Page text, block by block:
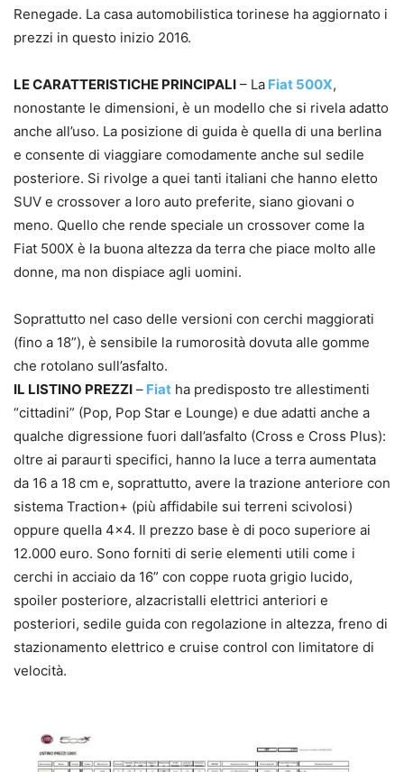
Renegade. La casa automobilistica torinese ha aggiornato i
prezzi in questo inizio 2016.
LE CARATTERISTICHE PRINCIPALI – La Fiat 500X,
nonostante le dimensioni, è un modello che si rivela adatto
anche all’uso. La posizione di guida è quella di una berlina
e consente di viaggiare comodamente anche sul sedile
posteriore. Si rivolge a quei tanti italiani che hanno eletto
SUV e crossover a loro auto preferite, siano giovani o
meno. Quello che rende speciale un crossover come la
Fiat 500X è la buona altezza da terra che piace molto alle
donne, ma non dispiace agli uomini.
Soprattutto nel caso delle versioni con cerchi maggiorati
(fino a 18”), è sensibile la rumorosità dovuta alle gomme
che rotolano sull’asfalto.
IL LISTINO PREZZI – Fiat ha predisposto tre allestimenti
“cittadini” (Pop, Pop Star e Lounge) e due adatti anche a
qualche digressione fuori dall’asfalto (Cross e Cross Plus):
oltre ai paraurti specifici, hanno la luce a terra aumentata
da 16 a 18 cm e, soprattutto, avere la trazione anteriore con
sistema Traction+ (più affidabile sui terreni scivolosi)
oppure quella 4×4. Il prezzo base è di poco superiore ai
12.000 euro. Sono forniti di serie elementi utili come i
cerchi in acciaio da 16” con coppe ruota grigio lucido,
spoiler posteriore, alzacristalli elettrici anteriori e
posteriori, sedile guida con regolazione in altezza, freno di
stazionamento elettrico e cruise control con limitatore di
velocità.